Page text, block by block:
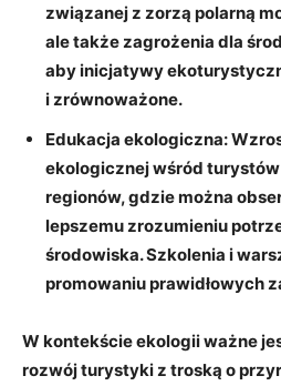
związanej z zorzą polarną
ale także zagrożenia dla
aby inicjatywy
i zrównoważone.
Edukacja ekologiczna:
ekologicznej wśród
regionów, gdzie można
lepszemu zrozumieniu
środowiska. Szkolenia i
promowaniu prawidłowych
W kontekście ekologii ważne
rozwój turystyki z troską o